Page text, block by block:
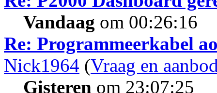
Vandaag om 00:26:16
Re: Programmeerkabel
Nick1964 (Vraag en
Gisteren om 23:07:25